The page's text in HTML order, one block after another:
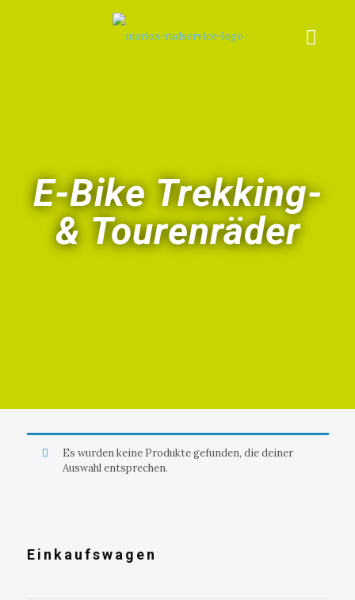
E-Bike Trekking-
& Tourenräder
Es wurden keine Produkte gefunden, die deiner
Auswahl entsprechen.
Einkaufswagen